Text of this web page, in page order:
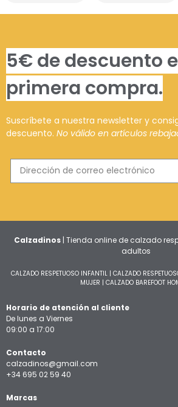
5€ de descuento
primera compra.
Suscríbete a nuestra newsletter y
descuento. No válido en artículos
Calzadinos | Tienda online de calzado
adultos
CALZADO RESPETUOSO INFANTIL| CALZADO
MUJER | CALZADO BAREFOOT
Horario de atención al cliente
De lunes a Viernes
09:00 a 17:00
Contacto
calzadinos@gmail.com
+34 695 02 59 40
Marcas